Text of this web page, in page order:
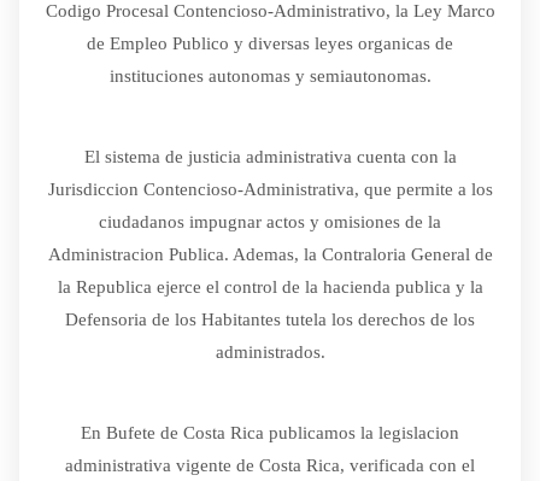
Codigo Procesal Contencioso-Administrativo, la Ley Marco
de Empleo Publico y diversas leyes organicas de
instituciones autonomas y semiautonomas.
El sistema de justicia administrativa cuenta con la
Jurisdiccion Contencioso-Administrativa, que permite a los
ciudadanos impugnar actos y omisiones de la
Administracion Publica. Ademas, la Contraloria General de
la Republica ejerce el control de la hacienda publica y la
Defensoria de los Habitantes tutela los derechos de los
administrados.
En Bufete de Costa Rica publicamos la legislacion
administrativa vigente de Costa Rica, verificada con el